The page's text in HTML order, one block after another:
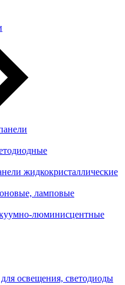
жидкокристаллические
ламповые
люминисцентные
освещения, светодиоды